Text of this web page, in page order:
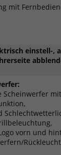
mit
einstell-,
Scheinwerfer
vorn und